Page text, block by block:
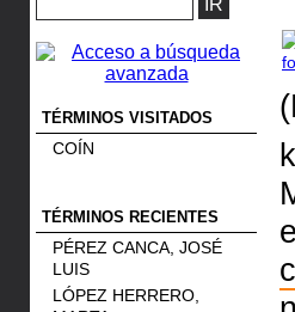
TÉRMINOS VISITADOS
COÍN
TÉRMINOS RECIENTES
PÉREZ CANCA, JOSÉ
LUIS
LÓPEZ HERRERO,